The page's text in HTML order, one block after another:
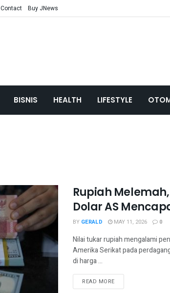
Contact Buy JNews
BISNIS HEALTH LIFESTYLE
Rupiah
Dolar AS
BY GERALD MAY 11, 2026 0
Nilai tukar rupiah mengalami
Amerika Serikat pada
di harga ...
READ MORE